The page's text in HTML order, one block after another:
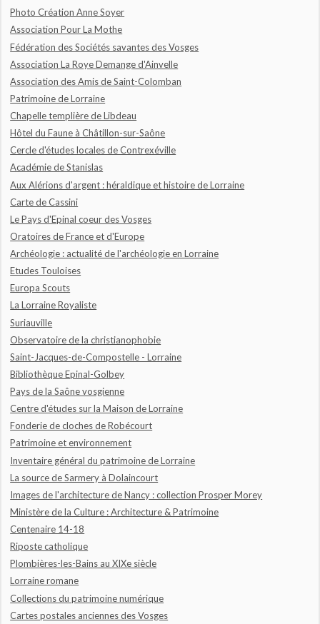
Photo Création Anne Soyer
Association Pour La Mothe
Fédération des Sociétés savantes des Vosges
Association La Roye Demange d'Ainvelle
Association des Amis de Saint-Colomban
Patrimoine de Lorraine
Chapelle templière de Libdeau
Hôtel du Faune à Châtillon-sur-Saône
Cercle d'études locales de Contrexéville
Académie de Stanislas
Aux Alérions d'argent : héraldique et histoire de Lorraine
Carte de Cassini
Le Pays d'Epinal coeur des Vosges
Oratoires de France et d'Europe
Archéologie : actualité de l'archéologie en Lorraine
Etudes Touloises
Europa Scouts
La Lorraine Royaliste
Suriauville
Observatoire de la christianophobie
Saint-Jacques-de-Compostelle - Lorraine
Bibliothèque Epinal-Golbey
Pays de la Saône vosgienne
Centre d'études sur la Maison de Lorraine
Fonderie de cloches de Robécourt
Patrimoine et environnement
Inventaire général du patrimoine de Lorraine
La source de Sarmery à Dolaincourt
Images de l'architecture de Nancy : collection Prosper Morey
Ministère de la Culture : Architecture & Patrimoine
Centenaire 14-18
Riposte catholique
Plombières-les-Bains au XIXe siècle
Lorraine romane
Collections du patrimoine numérique
Cartes postales anciennes des Vosges